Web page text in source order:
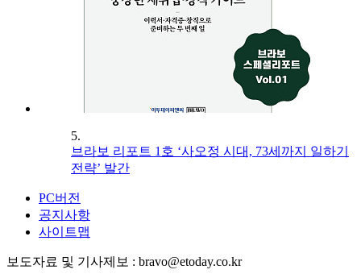
5.
브라보 리포트 1호 ‘사오정 시대, 73세까지 일하기
전략’ 발간
PC버전
공지사항
사이트맵
보도자료 및 기사제보 : bravo@etoday.co.kr